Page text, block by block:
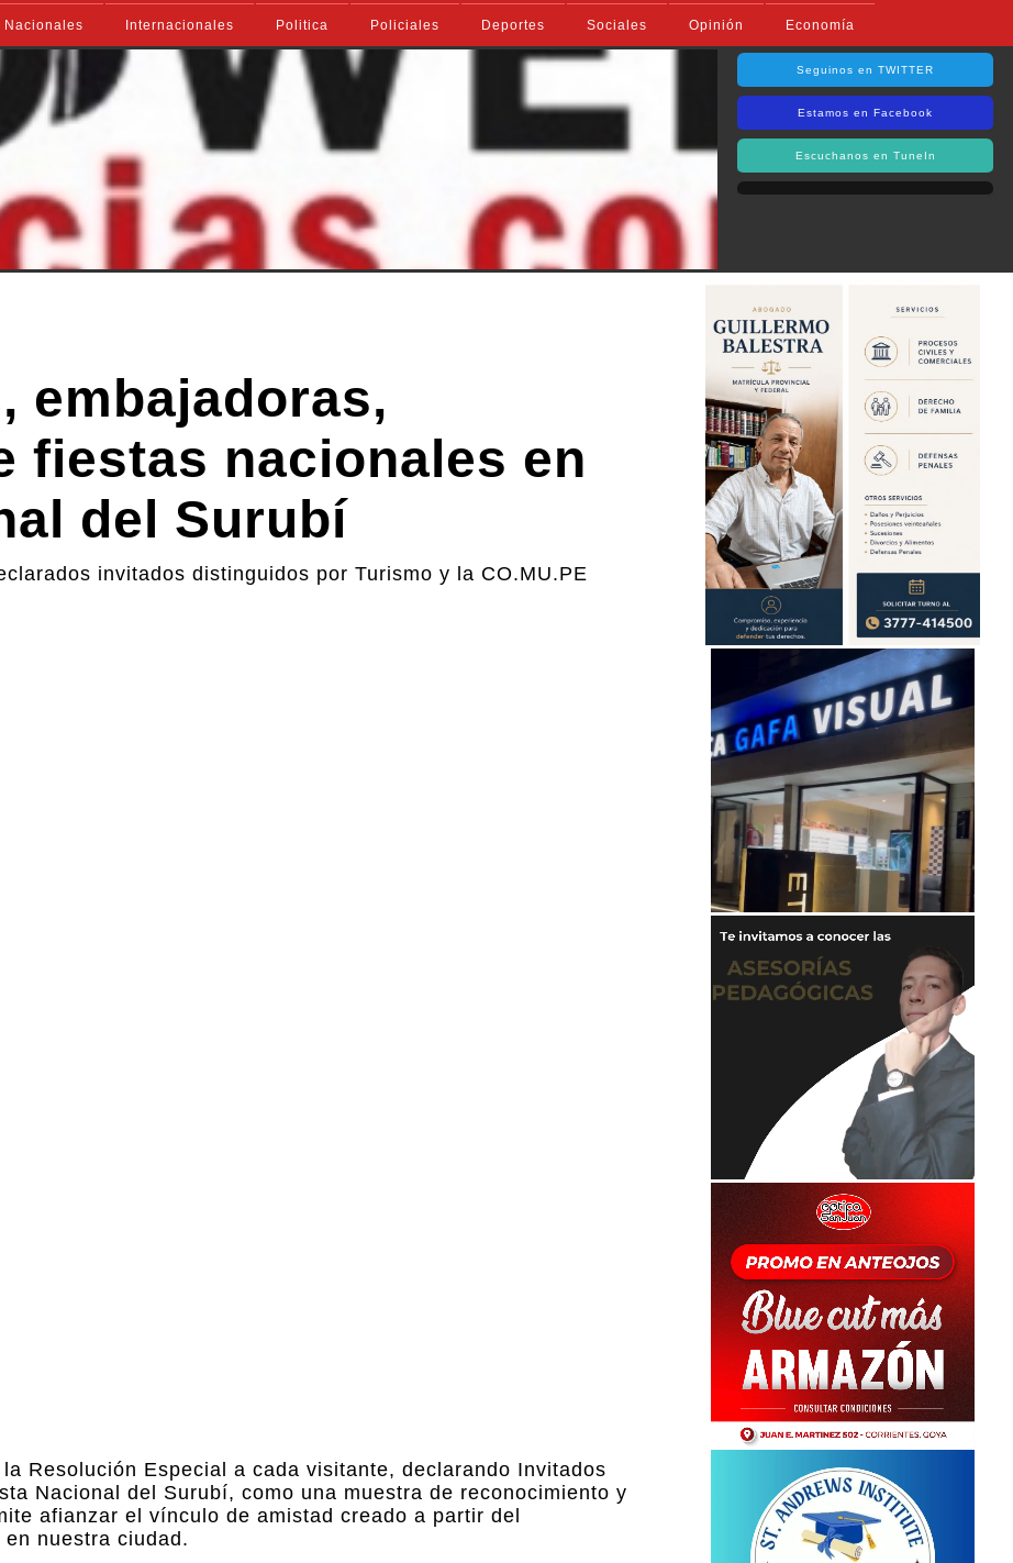
Nacionales Internacionales Politica Policiales Deportes Sociales Opinión Economía
Seguinos en TWITTER
Estamos en Facebook
Escuchanos en TuneIn
embajadoras,
fiestas nacionales en
del Surubí
invitados distinguidos por Turismo y la CO.MU.PE
Resolución Especial a cada visitante, declarando Invitados
Nacional del Surubí, como una muestra de reconocimiento y
afianzar el vínculo de amistad creado a partir del
nuestra ciudad.